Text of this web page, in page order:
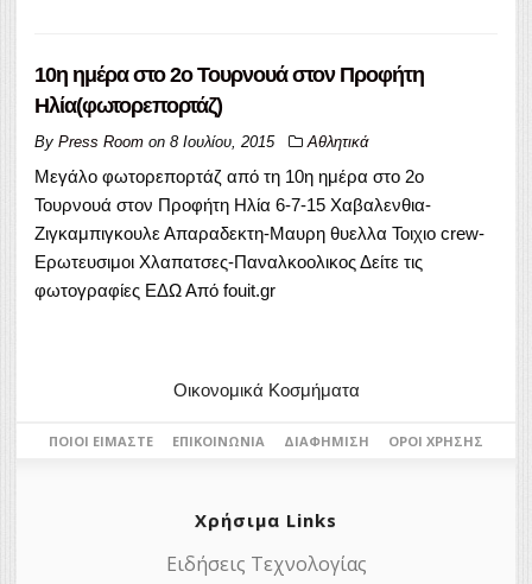
10η ημέρα στο 2ο Τουρνουά στον Προφήτη
Ηλία(φωτορεπορτάζ)
By Press Room on 8 Ιουλίου, 2015 Αθλητικά
Μεγάλο φωτορεπορτάζ από τη 10η ημέρα στο 2ο
Τουρνουά στον Προφήτη Ηλία 6-7-15 Χαβαλενθια-
Ζιγκαμπιγκουλε Απαραδεκτη-Μαυρη θυελλα Τοιχιο crew-
Ερωτευσιμοι Χλαπατσες-Παναλκοολικος Δείτε τις
φωτογραφίες ΕΔΩ Από fouit.gr
Οικονομικά Κοσμήματα
ΠΟΙΟΙ ΕΊΜΑΣΤΕ ΕΠΙΚΟΙΝΩΝΊΑ ΔΙΑΦΉΜΙΣΗ ΌΡΟΙ ΧΡΉΣΗΣ
Χρήσιμα Links
Ειδήσεις Τεχνολογίας